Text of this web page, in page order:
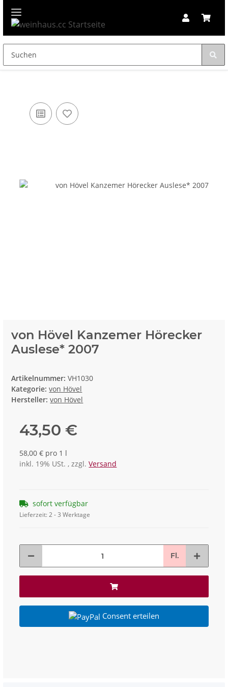
von Hövel Kanzemer Hörecker
Auslese* 2007
Artikelnummer:VH1030
Kategorie:von Hövel
Hersteller: von Hövel
43,50 €
58,00 € pro 1 l
inkl. 19% USt. , zzgl.Versand
sofort verfügbar
Lieferzeit:2 - 3 Werktage
Fl.
Consent erteilen